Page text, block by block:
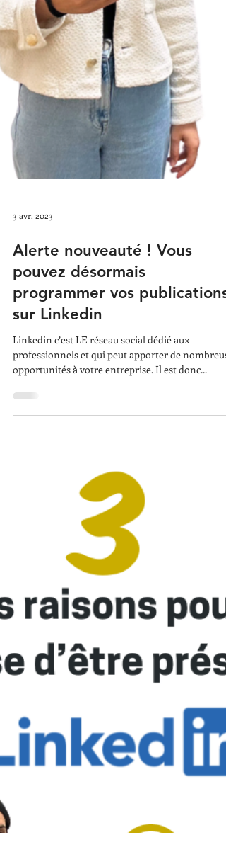
3 avr. 2023
Alerte nouveauté ! Vous
pouvez désormais
programmer vos publications
sur Linkedin
Linkedin c’est LE réseau social dédié aux
opportunités à votre entreprise. Il est donc...